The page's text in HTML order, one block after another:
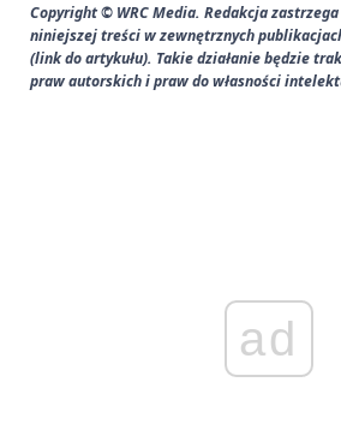
Copyright © WRC Media. Redakcja
niniejszej treści w zewnętrznych
(link do artykułu). Takie działanie będzie
praw autorskich i praw do własności
ad